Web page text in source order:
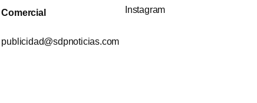
Comercial
publicidad@sdpnoticias.com
Instagram